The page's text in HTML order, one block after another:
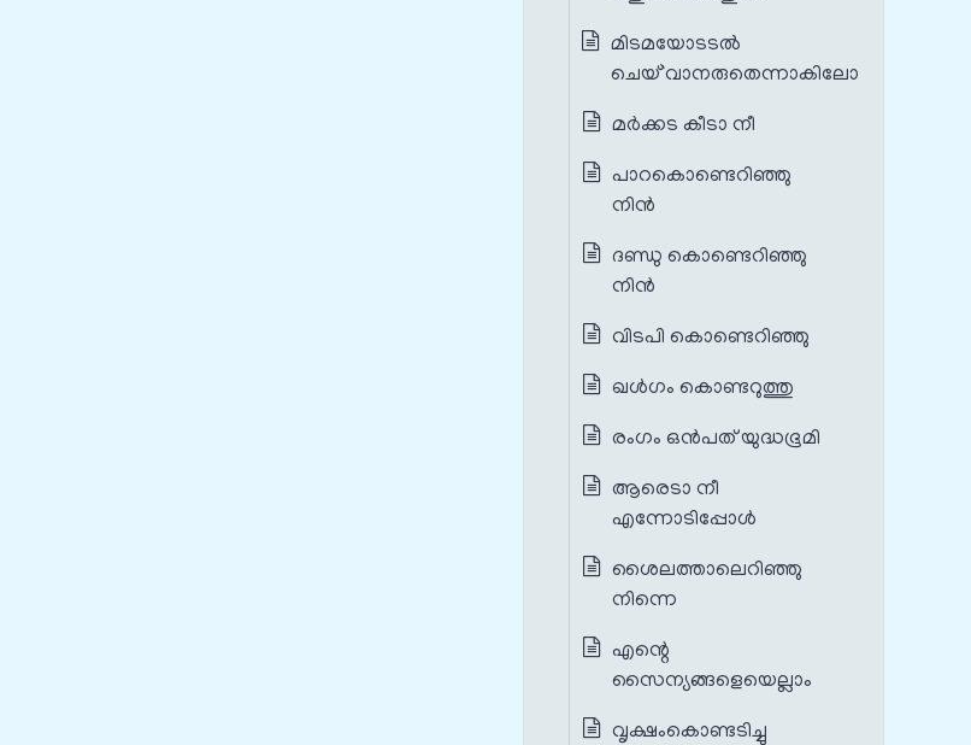
മിടമയോടടൽ
ചെയ്`വാനരുതെന്നാകിലോ
മര്‍ക്കട കീടാ നീ
പാറകൊണ്ടെറിഞ്ഞു
നിന്‍
ദണ്ഡു കൊണ്ടെറിഞ്ഞു
നിന്‍
വിടപി കൊണ്ടെറിഞ്ഞു
ഖള്‍ഗം കൊണ്ടറുത്തു
രംഗം ഒൻപത് യുദ്ധഭൂമി
ആരെടാ നീ
എന്നോടിപ്പോൾ
ശൈലത്താലെറിഞ്ഞു
നിന്നെ
എന്റെ
സൈന്യങ്ങളെയെല്ലാം
വൃക്ഷംകൊണ്ടടിച്ചു